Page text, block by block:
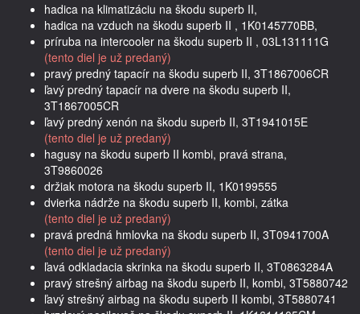
hadica na klimatizáciu na škodu superb II,
hadica na vzduch na škodu superb II , 1K0145770BB,
príruba na intercooler na škodu superb II , 03L131111G
(tento diel je už predaný)
pravý predný tapacír na škodu superb II, 3T1867006CR
ľavý predný tapacír na dvere na škodu superb II,
3T1867005CR
ľavý predný xenón na škodu superb II, 3T1941015E
(tento diel je už predaný)
hagusy na škodu superb II kombi, pravá strana,
3T9860026
držiak motora na škodu superb II, 1K0199555
dvierka nádrže na škodu superb II, kombi, zátka
(tento diel je už predaný)
pravá predná hmlovka na škodu superb II, 3T0941700A
(tento diel je už predaný)
ľavá odkladacia skrinka na škodu superb II, 3T0863284A
pravý strešný airbag na škodu superb II, kombi, 3T5880742
ľavý strešný airbag na škodu superb II kombi, 3T5880741